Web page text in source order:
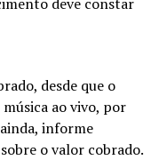
desde que o
ao vivo, por
informe
o valor cobrado.